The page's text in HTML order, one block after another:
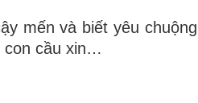
mến và biết yêu chuộng
con cầu xin…